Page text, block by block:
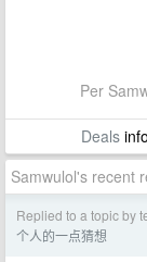
Per
Deals
Samwulol's recent
Replied to a topic by
个人的一点猜想